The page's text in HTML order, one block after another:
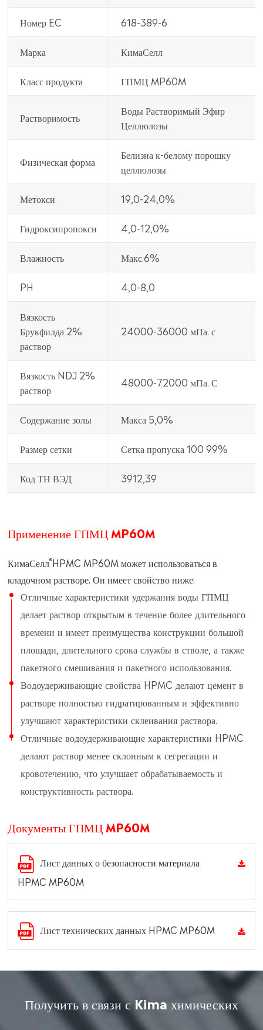
Номер EC 618-389-6
Марка КимаСелл
Класс продукта ГПМЦ MP60M
Растворимость
Воды Растворимый Эфир
Целлюлозы
Физическая форма
Белизна к-белому порошку
целлюлозы
Метокси 19,0-24,0%
Гидроксипропокси 4,0-12,0%
Влажность Макс.6%
PH 4,0-8,0
Вязкость
Брукфилда 2%
раствор
24000-36000 мПа. с
Вязкость NDJ 2%
раствор
48000-72000 мПа. С
Содержание золы Макса 5,0%
Размер сетки Сетка пропуска 100 99%
Код ТН ВЭД 3912,39
Применение ГПМЦ MP60M
КимаСелл®HPMC MP60M может использоваться в
кладочном растворе. Он имеет свойство ниже:
Отличные характеристики удержания воды ГПМЦ
делает раствор открытым в течение более длительного
времени и имеет преимущества конструкции большой
площади, длительного срока службы в стволе, а также
пакетного смешивания и пакетного использования.
Водоудерживающие свойства HPMC делают цемент в
растворе полностью гидратированным и эффективно
улучшают характеристики склеивания раствора.
Отличные водоудерживающие характеристики HPMC
делают раствор менее склонным к сегрегации и
кровотечению, что улучшает обрабатываемость и
конструктивность раствора.
Документы ГПМЦ MP60M
Лист данных о безопасности материала
HPMC MP60M
Лист технических данных HPMC MP60M
Получить в связи с Kima химических